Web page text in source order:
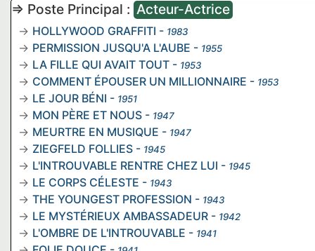
=> Poste Principal : Acteur-Actrice
HOLLYWOOD GRAFFITI - 1983
PERMISSION JUSQU'A L'AUBE - 1955
LA FILLE QUI AVAIT TOUT - 1953
COMMENT ÉPOUSER UN MILLIONNAIRE - 1953
LE JOUR BÉNI - 1951
MON PÈRE ET NOUS - 1947
MEURTRE EN MUSIQUE - 1947
ZIEGFELD FOLLIES - 1945
L'INTROUVABLE RENTRE CHEZ LUI - 1945
LE CORPS CÉLESTE - 1943
THE YOUNGEST PROFESSION - 1943
LE MYSTÉRIEUX AMBASSADEUR - 1942
L'OMBRE DE L'INTROUVABLE - 1941